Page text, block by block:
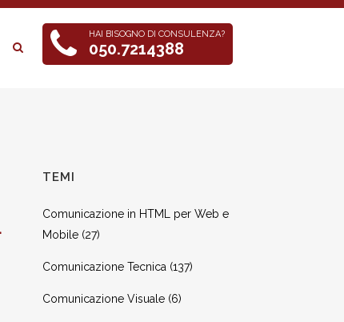
HAI BISOGNO DI CONSULENZA?
050.7214388
TEMI
Comunicazione in HTML per Web e
Mobile (27)
Comunicazione Tecnica (137)
Comunicazione Visuale (6)